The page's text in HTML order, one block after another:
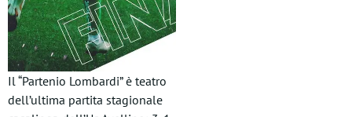
Il “Partenio Lombardi” è teatro
dell’ultima partita stagionale